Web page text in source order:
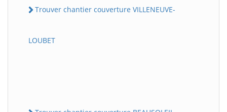
Trouver chantier couverture VILLENEUVE-
LOUBET